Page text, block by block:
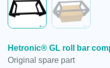
Hetronic® GL roll bar
Original spare part